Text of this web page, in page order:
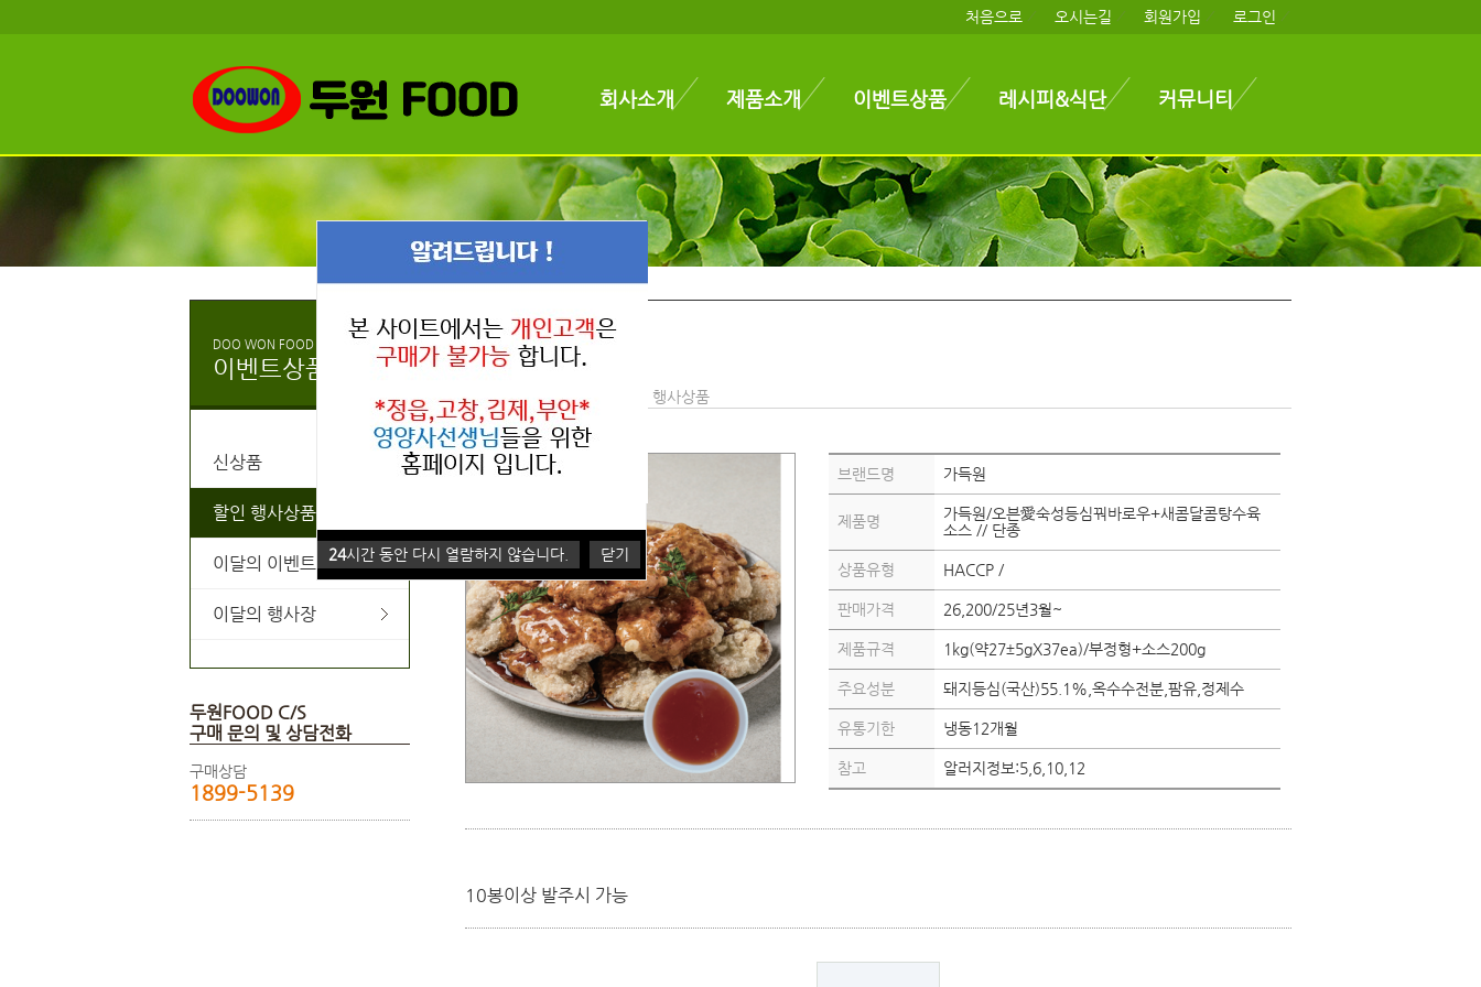
24시간 동안 다시 열람하지 않습니다. 닫기
로그인
회원가입
오시는길
처음으로
회사소개 제품소개 이벤트상품 레시피&식단 커뮤니티
DOO WON FOOD
이벤트상품
신상품
할인 행사상품
이달의 이벤트
이달의 행사장
두원FOOD C/S
구매 문의 및 상담전화
구매상담
1899-5139
할인 행사상품
HOME> 이벤트상품 > 할인 행사상품
브랜드명 가득원
제품명
가득원/오븐愛숙성등심꿔바로우+새콤달콤탕수육
소스 // 단종
상품유형 HACCP /
판매가격 26,200/25년3월~
제품규격 1kg(약27±5gX37ea)/부정형+소스200g
주요성분 돼지등심(국산)55.1%,옥수수전분,팜유,정제수
유통기한 냉동12개월
참고 알러지정보:5,6,10,12
10봉이상 발주시 가능